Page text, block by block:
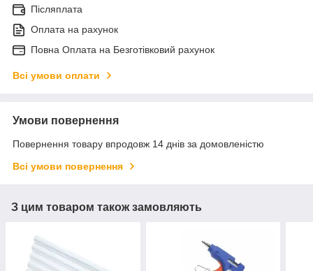
Післяплата
Оплата на рахунок
Повна Оплата на Безготівковий рахунок
Всі умови оплати
Умови повернення
Повернення товару впродовж 14 днів за домовленістю
Всі умови повернення
З цим товаром також замовляють